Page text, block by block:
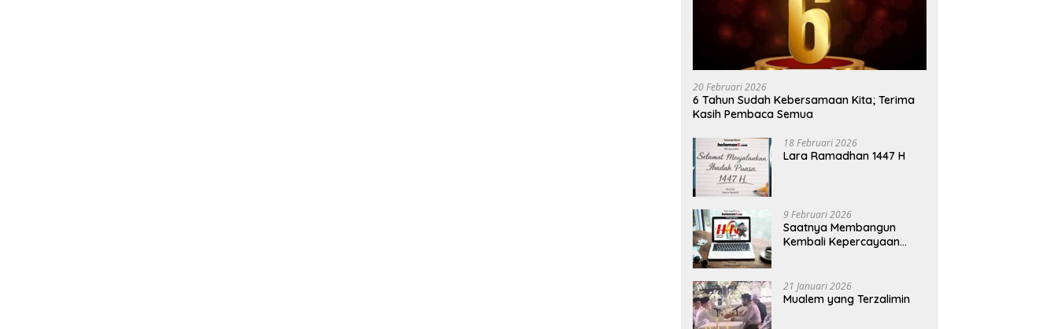
20 Februari 2026
6 Tahun Sudah Kebersamaan Kita; Terima
Kasih Pembaca Semua
18 Februari 2026
Lara Ramadhan 1447 H
9 Februari 2026
Saatnya Membangun
Kembali Kepercayaan
21 Januari 2026
Mualem yang Terzalimin